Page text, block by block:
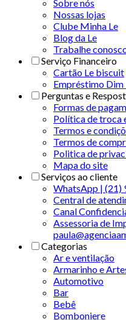
Sobre nós
Nossas lojas
Clube Minha Le
Blog da Le
Trabalhe
Serviço Financeiro
Cartão Le biscuit
Empréstimo Dim
Perguntas e
Formas de
Política de troca
Termos e
Termos de
Politica de
Mapa do site
Serviços ao cliente
WhatsApp | (21)
Central de
Canal
Assessoria de
Categorias
Ar e ventilação
Armarinho e
Automotivo
Bar
Bebê
Bomboniere